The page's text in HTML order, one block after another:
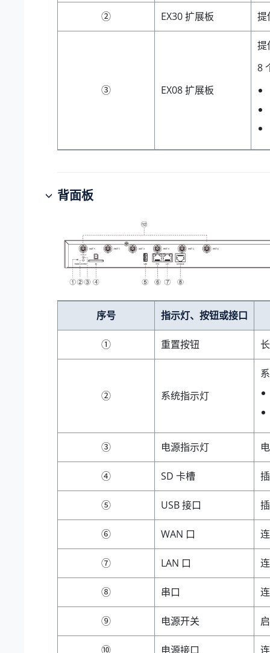
② EX30 扩展板 提
③ EX08 扩展板
提
8
背面板
序号 指示灯、按钮或接口
① 重置按钮
② 系统指示灯
③ 电源指示灯
④ SD 卡槽
⑤ USB 接口
⑥ WAN 口
⑦ LAN 口
⑧ 串口
⑨ 电源开关
⑩ 电源接口